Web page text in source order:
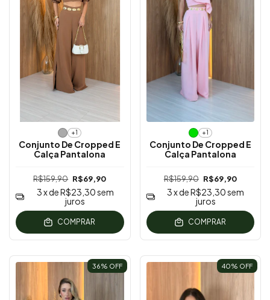
+1
Conjunto De Cropped E
Calça Pantalona
R$159,90 R$69,90
3x deR$23,30sem
juros
COMPRAR
+1
Conjunto De Cropped E
Calça Pantalona
R$159,90 R$69,90
3x deR$23,30sem
juros
COMPRAR
36% OFF 40% OFF